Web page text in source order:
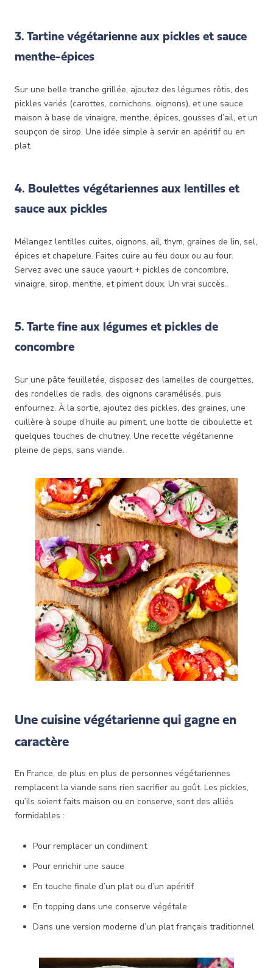
3. Tartine végétarienne aux pickles et sauce
menthe-épices
Sur une belle tranche grillée, ajoutez des légumes rôtis, des
pickles variés (carottes, cornichons, oignons), et une sauce
maison à base de vinaigre, menthe, épices, gousses d’ail, et un
soupçon de sirop. Une idée simple à servir en apéritif ou en
plat.
4. Boulettes végétariennes aux lentilles et
sauce aux pickles
Mélangez lentilles cuites, oignons, ail, thym, graines de lin, sel,
épices et chapelure. Faites cuire au feu doux ou au four.
Servez avec une sauce yaourt + pickles de concombre,
vinaigre, sirop, menthe, et piment doux. Un vrai succès.
5. Tarte fine aux légumes et pickles de
concombre
Sur une pâte feuilletée, disposez des lamelles de courgettes,
des rondelles de radis, des oignons caramélisés, puis
enfournez. À la sortie, ajoutez des pickles, des graines, une
cuillère à soupe d’huile au piment, une botte de ciboulette et
quelques touches de chutney. Une recette végétarienne
pleine de peps, sans viande.
Une cuisine végétarienne qui gagne en
caractère
En France, de plus en plus de personnes végétariennes
remplacent la viande sans rien sacrifier au goût. Les pickles,
qu’ils soient faits maison ou en conserve, sont des alliés
formidables :
Pour remplacer un condiment
Pour enrichir une sauce
En touche finale d’un plat ou d’un apéritif
En topping dans une conserve végétale
Dans une version moderne d’un plat français traditionnel